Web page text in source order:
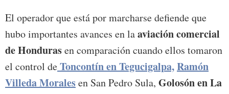
El operador que está por marcharse defiende que
hubo importantes avances en laaviación comercial
de Hondurasen comparación cuando ellos tomaron
el control deToncontín en Tegucigalpa,Ramón
Villeda Moralesen San Pedro Sula, Golosón en La